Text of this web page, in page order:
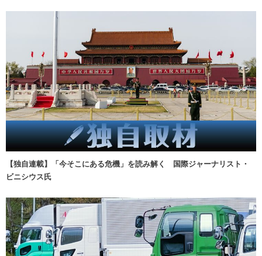
【独自連載】「今そこにある危機」を読み解く 国際ジャーナリスト・
ビニシウス氏